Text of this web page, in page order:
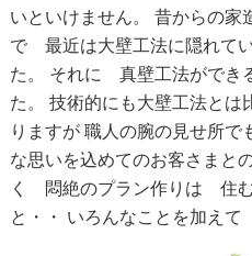
いといけません。
昔からの家
で 最近は大壁工法に隠れて
た。
それに 真壁工法ができ
た。
技術的にも大壁工法とは
りますが職人の腕の見せ所で
な思いを込めてのお客さまと
く 悶絶のプラン作りは 住む
と・・
いろんなことを加えて